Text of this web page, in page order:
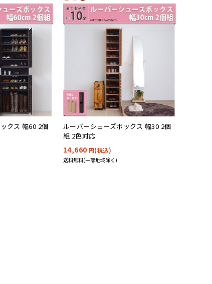
クス 幅60 2個
ルーバーシューズボックス 幅30 2個
組 2色対応
14,660 円(税込)
送料無料(一部地域除く)